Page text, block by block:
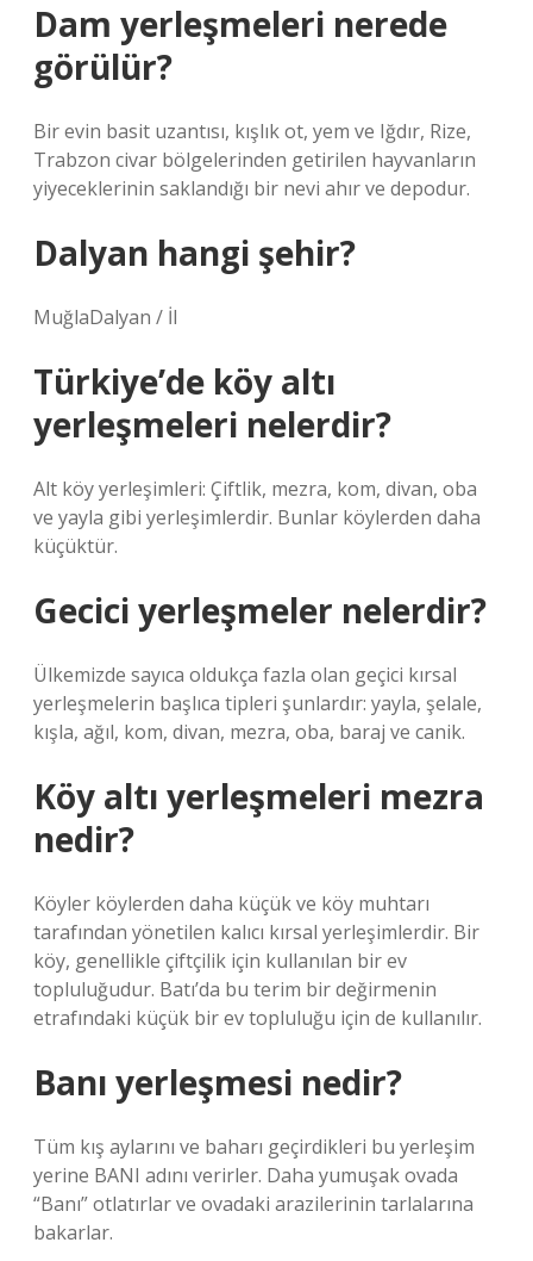
Dam yerleşmeleri nerede
görülür?
Bir evin basit uzantısı, kışlık ot, yem ve Iğdır, Rize,
Trabzon civar bölgelerinden getirilen hayvanların
yiyeceklerinin saklandığı bir nevi ahır ve depodur.
Dalyan hangi şehir?
MuğlaDalyan / İl
Türkiye’de köy altı
yerleşmeleri nelerdir?
Alt köy yerleşimleri: Çiftlik, mezra, kom, divan, oba
ve yayla gibi yerleşimlerdir. Bunlar köylerden daha
küçüktür.
Gecici yerleşmeler nelerdir?
Ülkemizde sayıca oldukça fazla olan geçici kırsal
yerleşmelerin başlıca tipleri şunlardır: yayla, şelale,
kışla, ağıl, kom, divan, mezra, oba, baraj ve canik.
Köy altı yerleşmeleri mezra
nedir?
Köyler köylerden daha küçük ve köy muhtarı
tarafından yönetilen kalıcı kırsal yerleşimlerdir. Bir
köy, genellikle çiftçilik için kullanılan bir ev
topluluğudur. Batı’da bu terim bir değirmenin
etrafındaki küçük bir ev topluluğu için de kullanılır.
Banı yerleşmesi nedir?
Tüm kış aylarını ve baharı geçirdikleri bu yerleşim
yerine BANI adını verirler. Daha yumuşak ovada
“Banı” otlatırlar ve ovadaki arazilerinin tarlalarına
bakarlar.